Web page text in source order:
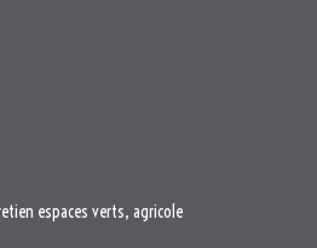
espaces verts, agricole